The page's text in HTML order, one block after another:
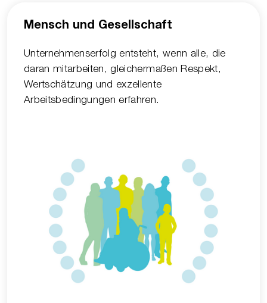
Mensch und Gesellschaft
Unternehmenserfolg entsteht, wenn alle, die
daran mitarbeiten, gleichermaßen Respekt,
Wertschätzung und exzellente
Arbeitsbedingungen erfahren.